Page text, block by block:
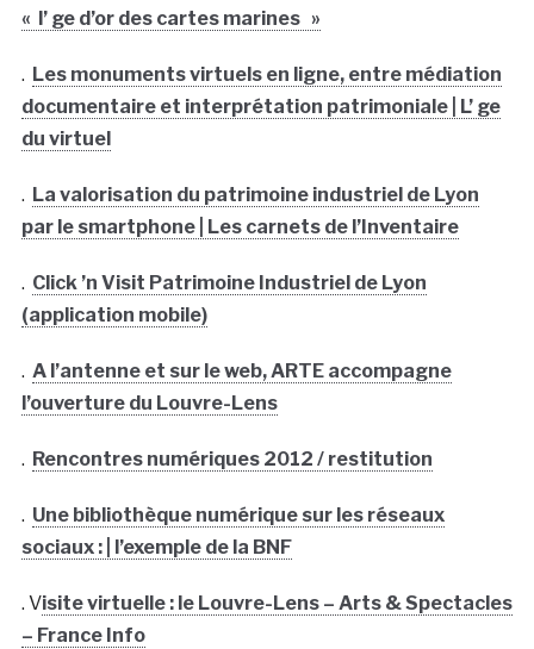
« l’ ge d’or des cartes marines »
. Les monuments virtuels en ligne, entre médiation
documentaire et interprétation patrimoniale | L’ ge
du virtuel
. La valorisation du patrimoine industriel de Lyon
par le smartphone | Les carnets de l’Inventaire
. Click ’n Visit Patrimoine Industriel de Lyon
(application mobile)
. A l’antenne et sur le web, ARTE accompagne
l’ouverture du Louvre-Lens
. Rencontres numériques 2012 / restitution
. Une bibliothèque numérique sur les réseaux
sociaux : | l’exemple de la BNF
. Visite virtuelle : le Louvre-Lens – Arts & Spectacles
– France Info